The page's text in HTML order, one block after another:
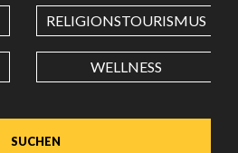
Punkt (.) als Dezimalzeichen
RELIGIONSTOURISMUS
WELLNESS